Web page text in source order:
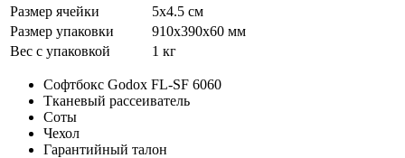
Размер ячейки
5х4.5 см
Размер упаковки
910х390х60 мм
Вес с упаковкой
1 кг
Софтбокс Godox FL-SF 6060
Тканевый рассеиватель
Соты
Чехол
Гарантийный талон